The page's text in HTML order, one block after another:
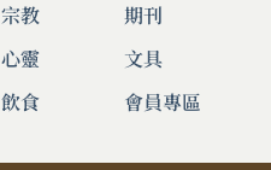
宗教
心靈
飲食
期刊
文具
會員專區